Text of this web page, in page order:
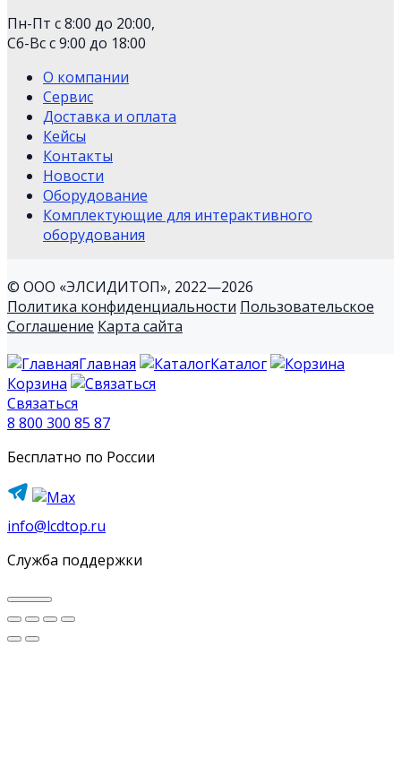
Пн-Пт с 8:00 до 20:00,
Сб-Вс с 9:00 до 18:00
О компании
Сервис
Доставка и оплата
Кейсы
Контакты
Новости
Оборудование
Комплектующие для интерактивного
оборудования
© ООО «ЭЛСИДИТОП», 2022—2026
Политика конфиденциальности Пользовательское
Соглашение Карта сайта
Главная
Каталог
Корзина
Связаться
8 800 300 85 87
Бесплатно по России
info@lcdtop.ru
Служба поддержки